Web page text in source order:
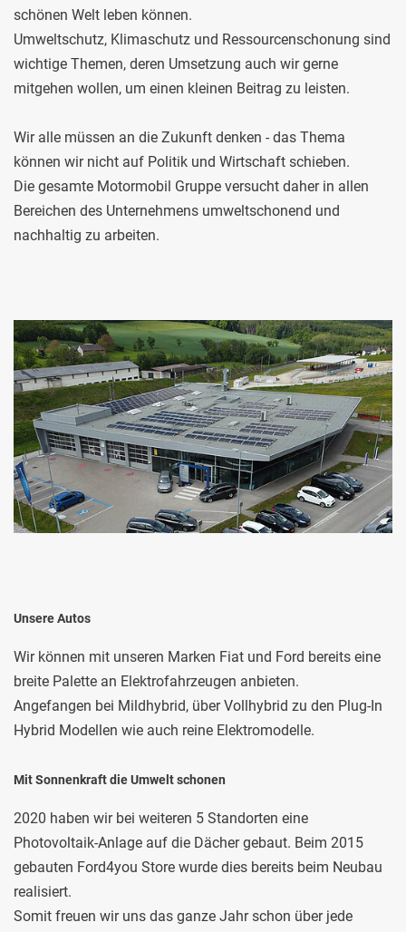
schönen Welt leben können.
Umweltschutz, Klimaschutz und Ressourcenschonung sind
wichtige Themen, deren Umsetzung auch wir gerne
mitgehen wollen, um einen kleinen Beitrag zu leisten.
Wir alle müssen an die Zukunft denken - das Thema
können wir nicht auf Politik und Wirtschaft schieben.
Die gesamte Motormobil Gruppe versucht daher in allen
Bereichen des Unternehmens umweltschonend und
nachhaltig zu arbeiten.
Unsere Autos
Wir können mit unseren Marken Fiat und Ford bereits eine
breite Palette an Elektrofahrzeugen anbieten.
Angefangen bei Mildhybrid, über Vollhybrid zu den Plug-In
Hybrid Modellen wie auch reine Elektromodelle.
Mit Sonnenkraft die Umwelt schonen
2020 haben wir bei weiteren 5 Standorten eine
Photovoltaik-Anlage auf die Dächer gebaut. Beim 2015
gebauten Ford4you Store wurde dies bereits beim Neubau
realisiert.
Somit freuen wir uns das ganze Jahr schon über jede